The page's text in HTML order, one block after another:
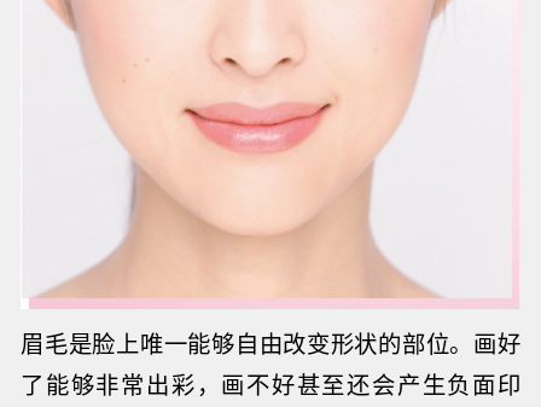
眉毛是脸上唯一能够自由改变形状的部位。画好
了能够非常出彩，画不好甚至还会产生负面印